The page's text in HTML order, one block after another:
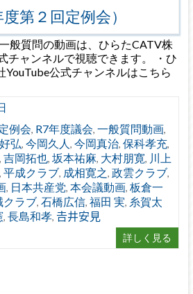
度第２回定例会）
般質問の動画は、ひらたCATV株
チャンネルで視聴できます。 ・ひ
YouTube公式チャンネルはこちら
例会, R7年度議会, 一般質問動画,
弘, 今岡久人 , 今岡真治, 保科孝充,
, 吉岡拓也, 坂本祐麻, 大村朋寛, 川上
平成クラブ, 成相寛之, 政雲クラブ,
, 日本共産党, 本会議動画, 板倉一
クラブ, 石橋広信, 福田 実, 糸賀太
, 長島和孝, 𠮷井安見
詳しく見る